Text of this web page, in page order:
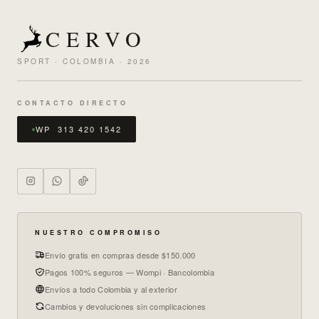
CERVO
SPORT · COLOMBIA · 2026
CONTACTO DIRECTO
WP 313 420 1542
NUESTRO COMPROMISO
Envío gratis en compras desde $150.000
Pagos 100% seguros — Wompi · Bancolombia
Envíos a todo Colombia y al exterior
Cambios y devoluciones sin complicaciones